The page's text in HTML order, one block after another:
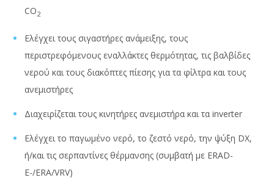
CO2
Ελέγχει τους σιγαστήρες ανάμειξης, τους
περιστρεφόμενους εναλλάκτες θερμότητας, τις βαλβίδες
νερού και τους διακόπτες πίεσης για τα φίλτρα και τους
ανεμιστήρες
Διαχειρίζεται τους κινητήρες ανεμιστήρα και τα inverter
Ελέγχει το παγωμένο νερό, το ζεστό νερό, την ψύξη DX,
ή/και τις σερπαντίνες θέρμανσης (συμβατή με ERAD-
E-/ERA/VRV)